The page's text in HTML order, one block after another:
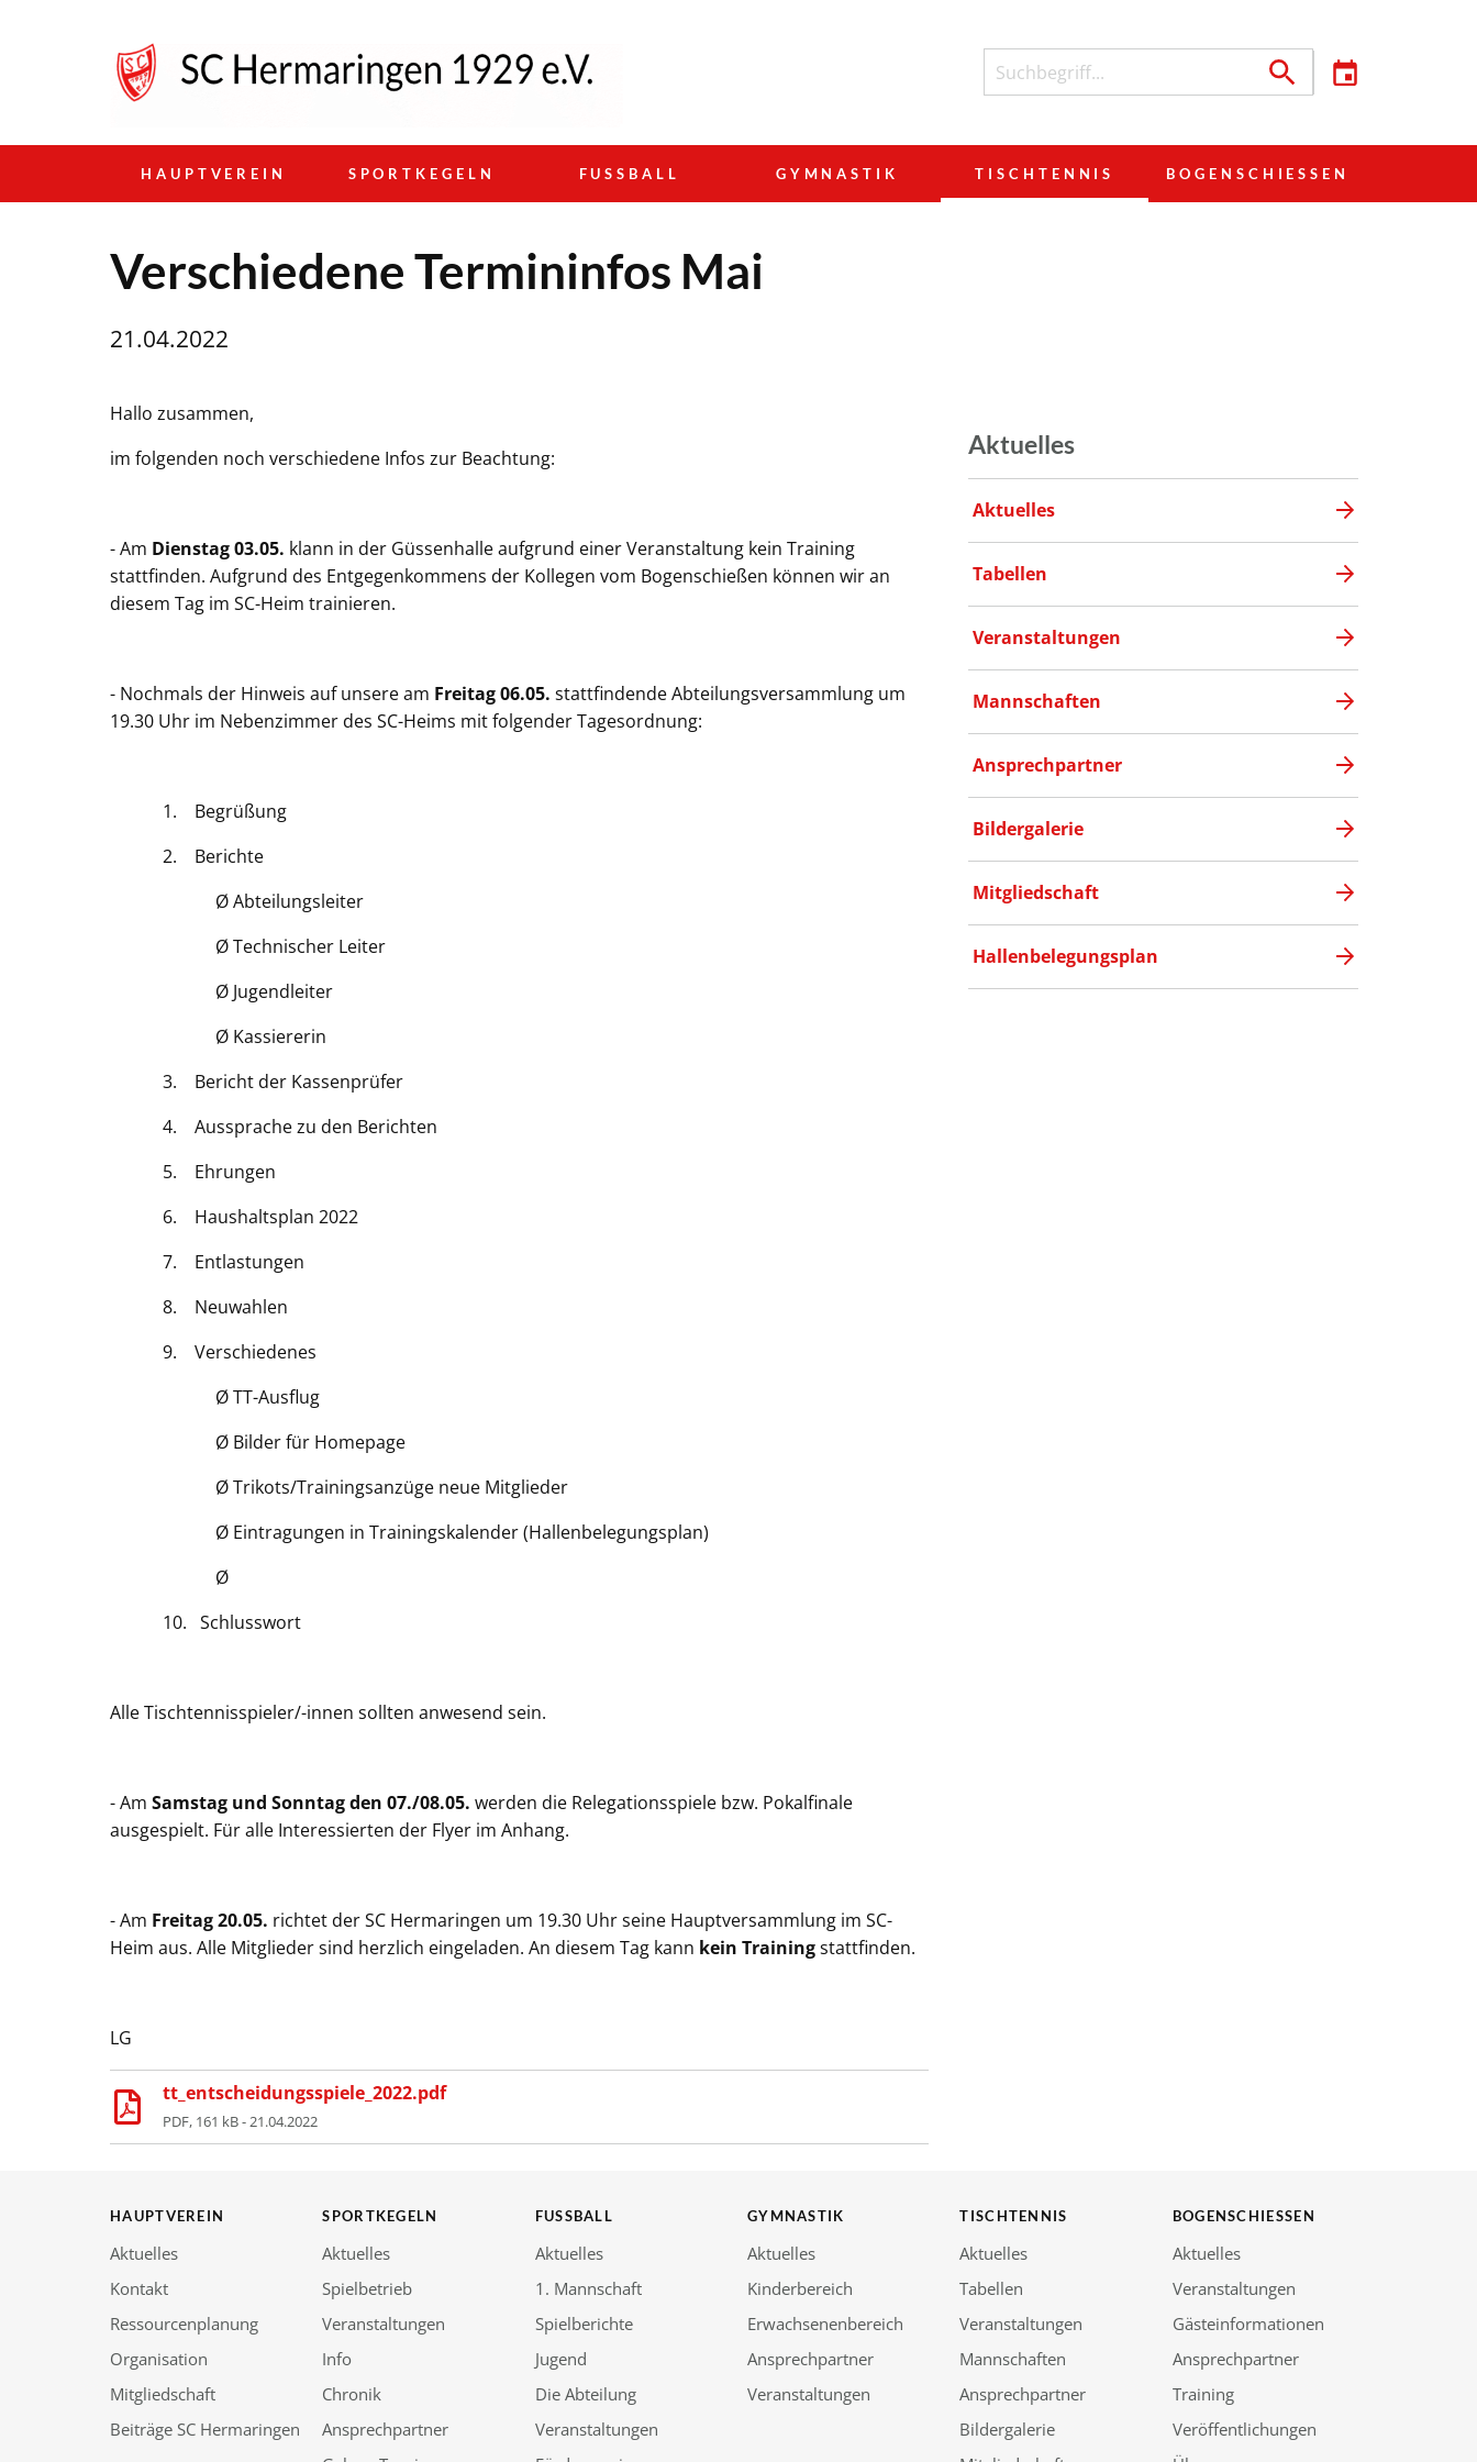
HAUPTVEREIN SPORTKEGELN FUSSBALL GYMNASTIK TISCHTENNIS BOGENSCHIESSEN
Verschiedene Termininfos Mai
21.04.2022
Hallo zusammen,
im folgenden noch verschiedene Infos zur Beachtung:
- Am Dienstag 03.05. klann in der Güssenhalle aufgrund einer Veranstaltung kein Training
stattfinden. Aufgrund des Entgegenkommens der Kollegen vom Bogenschießen können wir an
diesem Tag im SC-Heim trainieren.
- Nochmals der Hinweis auf unsere am Freitag 06.05. stattfindende Abteilungsversammlung um
19.30 Uhr im Nebenzimmer des SC-Heims mit folgender Tagesordnung:
1. Begrüßung
2. Berichte
Ø Abteilungsleiter
Ø Technischer Leiter
Ø Jugendleiter
Ø Kassiererin
3. Bericht der Kassenprüfer
4. Aussprache zu den Berichten
5. Ehrungen
6. Haushaltsplan 2022
7. Entlastungen
8. Neuwahlen
9. Verschiedenes
Ø TT-Ausflug
Ø Bilder für Homepage
Ø Trikots/Trainingsanzüge neue Mitglieder
Ø Eintragungen in Trainingskalender (Hallenbelegungsplan)
Ø
10. Schlusswort
Alle Tischtennisspieler/-innen sollten anwesend sein.
- Am Samstag und Sonntag den 07./08.05. werden die Relegationsspiele bzw. Pokalfinale
ausgespielt. Für alle Interessierten der Flyer im Anhang.
- Am Freitag 20.05. richtet der SC Hermaringen um 19.30 Uhr seine Hauptversammlung im SC-
Heim aus. Alle Mitglieder sind herzlich eingeladen. An diesem Tag kann kein Trainingstattfinden.
LG
tt_entscheidungsspiele_2022.pdf
PDF, 161 kB - 21.04.2022
Aktuelles
Aktuelles
Tabellen
Veranstaltungen
Mannschaften
Ansprechpartner
Bildergalerie
Mitgliedschaft
Hallenbelegungsplan
HAUPTVEREIN
Aktuelles
Kontakt
Ressourcenplanung
Organisation
Mitgliedschaft
Beiträge SC Hermaringen
SPORTKEGELN
Aktuelles
Spielbetrieb
Veranstaltungen
Info
Chronik
Ansprechpartner
FUSSBALL
Aktuelles
1. Mannschaft
Spielberichte
Jugend
Die Abteilung
Veranstaltungen
GYMNASTIK
Aktuelles
Kinderbereich
Erwachsenenbereich
Ansprechpartner
Veranstaltungen
TISCHTENNIS
Aktuelles
Tabellen
Veranstaltungen
Mannschaften
Ansprechpartner
Bildergalerie
BOGENSCHIESSEN
Aktuelles
Veranstaltungen
Gästeinformationen
Ansprechpartner
Training
Veröffentlichungen